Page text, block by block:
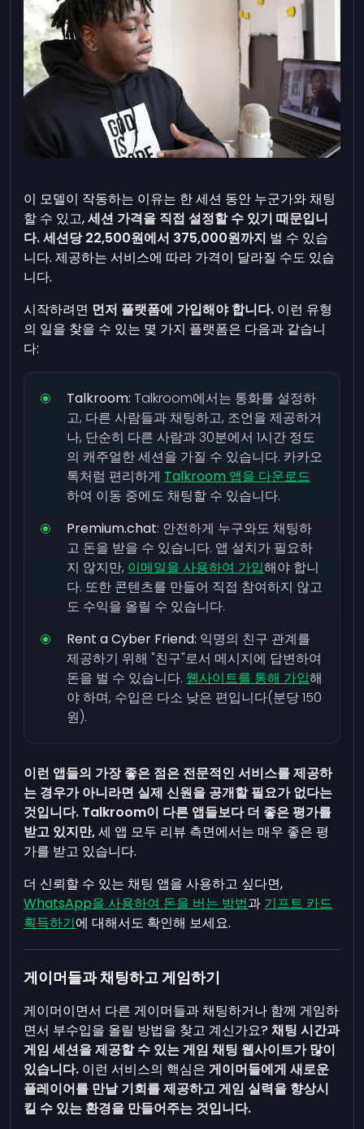
이 모델이 작동하는 이유는 한 세션 동안 누군가와 채팅
할 수 있고,세션 가격을 직접 설정할 수 있기 때문입니
다.세션당 22,500원에서 375,000원까지 벌 수 있습
니다. 제공하는 서비스에 따라 가격이 달라질 수도 있습
니다.
시작하려면 먼저 플랫폼에 가입해야 합니다. 이런 유형
의 일을 찾을 수 있는 몇 가지 플랫폼은 다음과 같습니
다:
Talkroom: Talkroom에서는 통화를 설정하
고, 다른 사람들과 채팅하고, 조언을 제공하거
나, 단순히 다른 사람과 30분에서 1시간 정도
의 캐주얼한 세션을 가질 수 있습니다. 카카오
톡처럼 편리하게 Talkroom 앱을 다운로드
하여 이동 중에도 채팅할 수 있습니다.
Premium.chat: 안전하게 누구와도 채팅하
고 돈을 받을 수 있습니다. 앱 설치가 필요하
지 않지만, 이메일을 사용하여 가입해야 합니
다. 또한 콘텐츠를 만들어 직접 참여하지 않고
도 수익을 올릴 수 있습니다.
Rent a Cyber Friend: 익명의 친구 관계를
제공하기 위해 "친구"로서 메시지에 답변하여
돈을 벌 수 있습니다. 웹사이트를 통해 가입해
야 하며, 수입은 다소 낮은 편입니다(분당 150
원).
이런 앱들의 가장 좋은 점은 전문적인 서비스를 제공하
는 경우가 아니라면 실제 신원을 공개할 필요가 없다는
것입니다. Talkroom이 다른 앱들보다 더 좋은 평가를
받고 있지만,세 앱 모두 리뷰 측면에서는 매우 좋은 평
가를 받고 있습니다.
더 신뢰할 수 있는 채팅 앱을 사용하고 싶다면,
WhatsApp을 사용하여 돈을 버는 방법과 기프트 카드
획득하기에 대해서도 확인해 보세요.
게이머들과 채팅하고 게임하기
게이머이면서 다른 게이머들과 채팅하거나 함께 게임하
면서 부수입을 올릴 방법을 찾고 계신가요?채팅 시간과
게임 세션을 제공할 수 있는 게임 채팅 웹사이트가 많이
있습니다. 이런 서비스의 핵심은게이머들에게 새로운
플레이어를 만날 기회를 제공하고게임 실력을 향상시
킬 수 있는 환경을 만들어주는 것입니다.